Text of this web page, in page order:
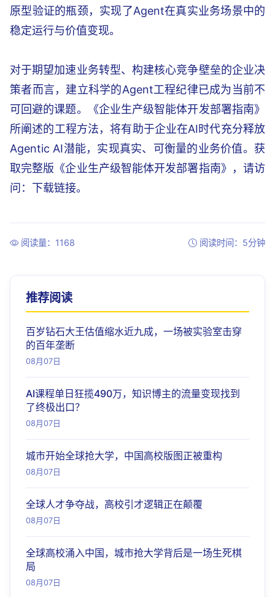
原型验证的瓶颈，实现了Agent在真实业务场景中的
稳定运行与价值变现。
对于期望加速业务转型、构建核心竞争壁垒的企业决
策者而言，建立科学的Agent工程纪律已成为当前不
可回避的课题。《企业生产级智能体开发部署指南》
所阐述的工程方法，将有助于企业在AI时代充分释放
Agentic AI潜能，实现真实、可衡量的业务价值。获
取完整版《企业生产级智能体开发部署指南》，请访
问：下载链接。
阅读量：1168 阅读时间：5分钟
推荐阅读
百岁钻石大王估值缩水近九成，一场被实验室击穿
的百年垄断
08月07日
AI课程单日狂揽490万，知识博主的流量变现找到
了终极出口？
08月07日
城市开始全球抢大学，中国高校版图正被重构
08月07日
全球人才争夺战，高校引才逻辑正在颠覆
08月07日
全球高校涌入中国，城市抢大学背后是一场生死棋
局
08月07日